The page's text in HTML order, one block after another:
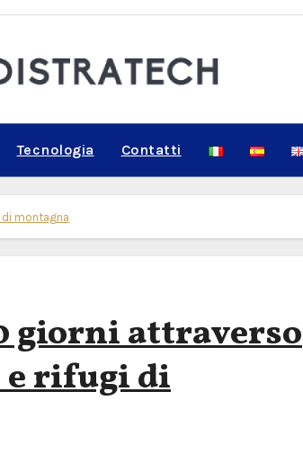
Tecnologia Contatti
montagna
giorni attraverso
rifugi di